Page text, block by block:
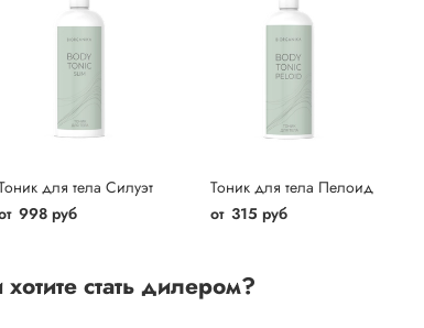
для тела Силуэт
998 руб
Тоник для тела Пелоид
от 315 руб
стать дилером?